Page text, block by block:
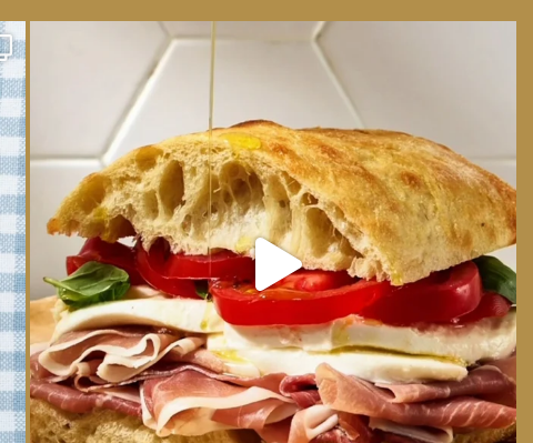
We can have Euro summer, right here at home
14 0